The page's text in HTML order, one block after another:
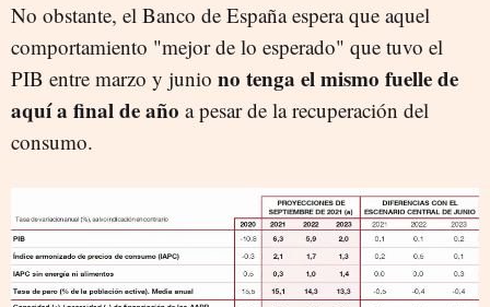
No obstante, el Banco de España espera que aquel
comportamiento "mejor de lo esperado" que tuvo el
PIB entre marzo y junio no tenga el mismo fuelle de
aquí a final de año a pesar de la recuperación del
consumo.